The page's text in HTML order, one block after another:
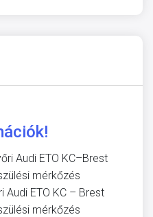
Audi ETO KC–Brest
mérkőzés
ETO KC – Brest
mérkőzés